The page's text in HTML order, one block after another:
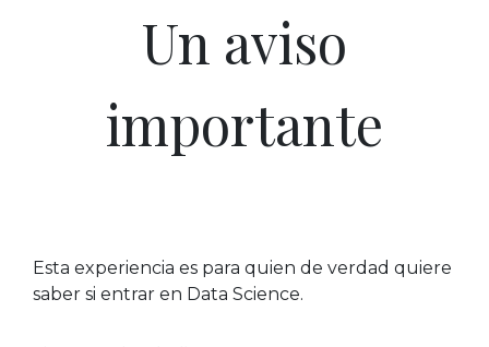
Un aviso
importante
Esta experiencia es para quien de verdad quiere
saber si entrar en Data Science.